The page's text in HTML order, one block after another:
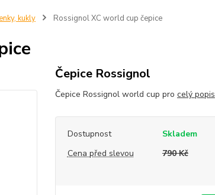
kukly Rossignol XC world cup čepice
Čepice Rossignol
Čepice Rossignol world cup pro celý popis
Dostupnost
Skladem
Cena před slevou
790 Kč